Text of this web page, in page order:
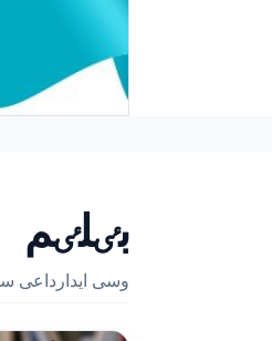
بٸلٸم
وسى ايدارداعى